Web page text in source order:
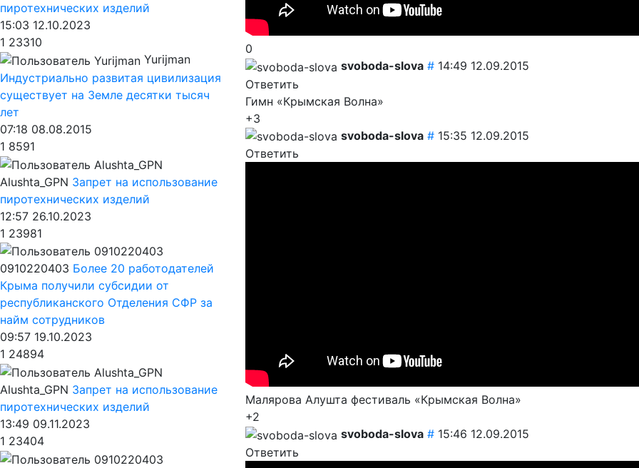
0
svoboda-slova # 14:49 12.09.2015
Ответить
Гимн «Крымская Волна»
+3
svoboda-slova # 15:35 12.09.2015
Ответить
Малярова Алушта фестиваль «Крымская Волна»
+2
svoboda-slova # 15:46 12.09.2015
Ответить
пиротехнических изделий
15:03 12.10.2023
1 23310
Yurijman
Индустриально развитая цивилизация
существует на Земле десятки тысяч
лет
07:18 08.08.2015
1 8591
Alushta_GPN Запрет на использование
пиротехнических изделий
12:57 26.10.2023
1 23981
0910220403 Более 20 работодателей
Крыма получили субсидии от
республиканского Отделения СФР за
найм сотрудников
09:57 19.10.2023
1 24894
Alushta_GPN Запрет на использование
пиротехнических изделий
13:49 09.11.2023
1 23404